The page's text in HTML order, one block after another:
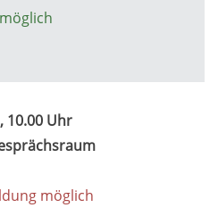
10.00 Uhr
möglich